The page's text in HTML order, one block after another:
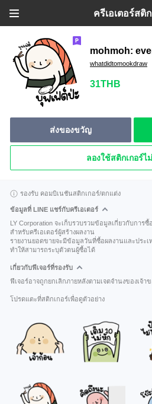
ครีเอเตอร์สติ
mohmoh:
whatdidtomookdraw
31THB
ส่งของขวัญ
ลองใช้สติกเกอร์ไ
รองรับ คอมบิเนชันสติกเกอร์/ตกแต่ง
ข้อมูลที่ LINE แชร์กับครีเอเตอร์
LY Corporation จะเก็บรวบรวมข้อมูลเกี่ยวกับการ
สำหรับครีเอเตอร์ผู้สร้างผลงาน
รายงานยอดขายจะมีข้อมูลวันที่ซื้อผลงานและประ
ทำให้สามารถระบุตัวตนผู้ซื้อได้
เกี่ยวกับฟีเจอร์ที่รองรับ
ฟีเจอร์อาจถูกยกเลิกภายหลังตามเจตจำนงของเจ้า
โปรดแตะที่สติกเกอร์เพื่อดูตัวอย่าง